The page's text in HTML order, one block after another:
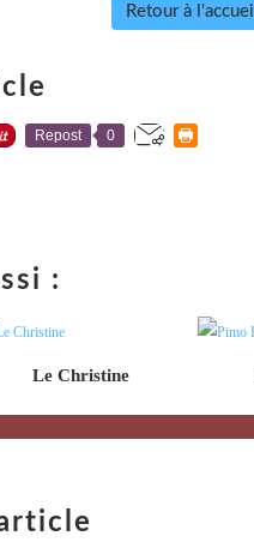
Retour à l'accueil
Repost 0
:
Le Christine